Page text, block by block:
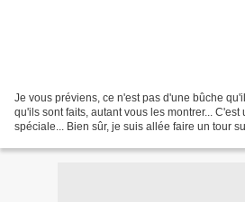
Je vous préviens, ce n'est pas d'une bûche
qu'ils sont faits, autant vous les montrer...
spéciale... Bien sûr, je suis allée faire un tour